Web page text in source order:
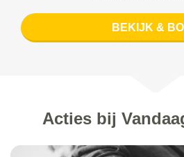
BEKIJK &
Acties bij